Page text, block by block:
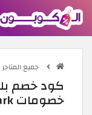
جميع المتاجر
كود خصم
خصومات Black Shark القوية